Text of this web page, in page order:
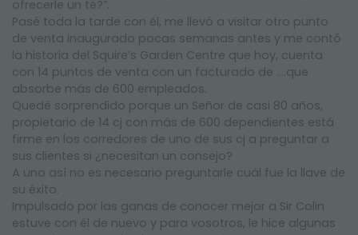
ofrecerle un té?”.
Pasé toda la tarde con él, me llevó a visitar otro punto
de venta inaugurado pocas semanas antes y me contó
la historia del Squire’s Garden Centre que hoy, cuenta
con 14 puntos de venta con un facturado de ….que
absorbe más de 600 empleados.
Quedé sorprendido porque un Señor de casi 80 años,
propietario de 14 cj con más de 600 dependientes está
firme en los corredores de uno de sus cj a preguntar a
sus clientes si ¿necesitan un consejo?
A uno así no es necesario preguntarle cuál fue la llave de
su éxito.
Impulsado por las ganas de conocer mejor a Sir Colin
estuve con él de nuevo y para vosotros, le hice algunas